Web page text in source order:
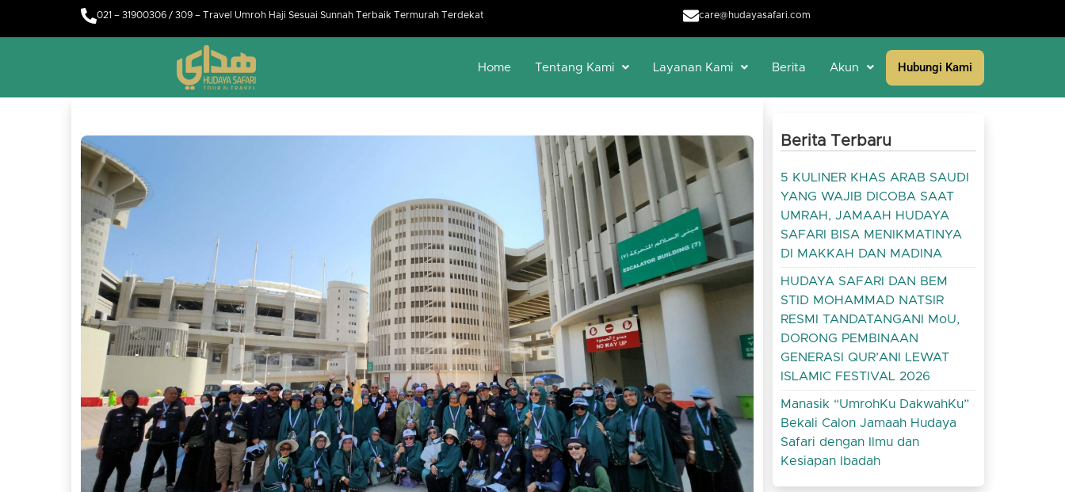
021 – 31900306 / 309 – Travel Umroh Haji Sesuai Sunnah Terbaik Termurah Terdekat care@hudayasafari.com
Home Tentang Kami Layanan Kami Berita Akun Hubungi Kami
Berita Terbaru
5 KULINER KHAS ARAB SAUDI
YANG WAJIB DICOBA SAAT
UMRAH, JAMAAH HUDAYA
SAFARI BISA MENIKMATINYA
DI MAKKAH DAN MADINA
HUDAYA SAFARI DAN BEM
STID MOHAMMAD NATSIR
RESMI TANDATANGANI MoU,
DORONG PEMBINAAN
GENERASI QUR’ANI LEWAT
ISLAMIC FESTIVAL 2026
Manasik “UmrohKu DakwahKu”
Bekali Calon Jamaah Hudaya
Safari dengan Ilmu dan
Kesiapan Ibadah